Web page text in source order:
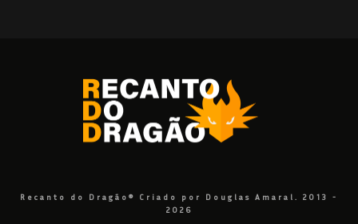
Recanto do Dragão® Criado por Douglas Amaral. 2013 -
2026